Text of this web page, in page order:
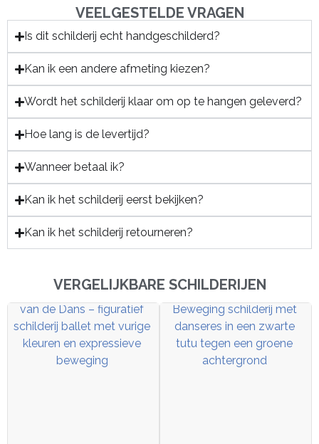
VEELGESTELDE VRAGEN
Is dit schilderij echt handgeschilderd?
Kan ik een andere afmeting kiezen?
Wordt het schilderij klaar om op te hangen geleverd?
Hoe lang is de levertijd?
Wanneer betaal ik?
Kan ik het schilderij eerst bekijken?
Kan ik het schilderij retourneren?
VERGELIJKBARE SCHILDERIJEN